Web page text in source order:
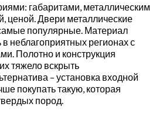
габаритами, металлическим
ценой. Двери металлические
популярные. Материал
неблагоприятных регионах с
Полотно и конструкция
тяжело вскрыть
– установка входной
покупать такую, которая
пород.